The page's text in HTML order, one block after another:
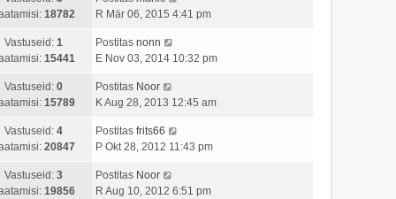
18782
R Mär 06, 2015 4:41 pm
Vastuseid: 1
15441
Postitas nonn
E Nov 03, 2014 10:32 pm
Vastuseid: 0
15789
Postitas Noor
K Aug 28, 2013 12:45 am
Vastuseid: 4
20847
Postitas frits66
P Okt 28, 2012 11:43 pm
Vastuseid: 3
19856
Postitas Noor
R Aug 10, 2012 6:51 pm